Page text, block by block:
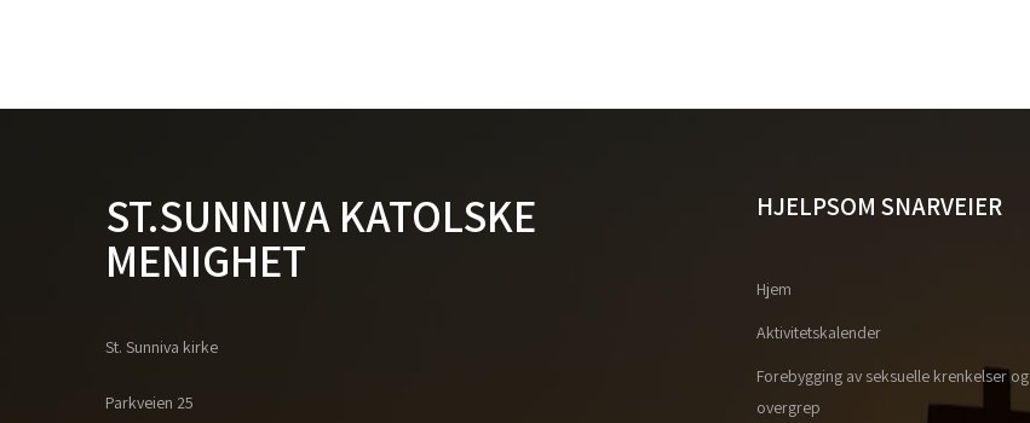
ST.SUNNIVA KATOLSKE
MENIGHET
St. Sunniva kirke
Parkveien 25
HJELPSOM SNARVEIER
Hjem
Aktivitetskalender
Forebygging av seksuelle krenkelser og
overgrep